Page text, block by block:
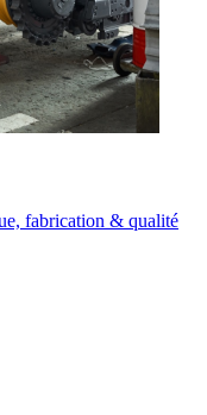
fabrication & qualité